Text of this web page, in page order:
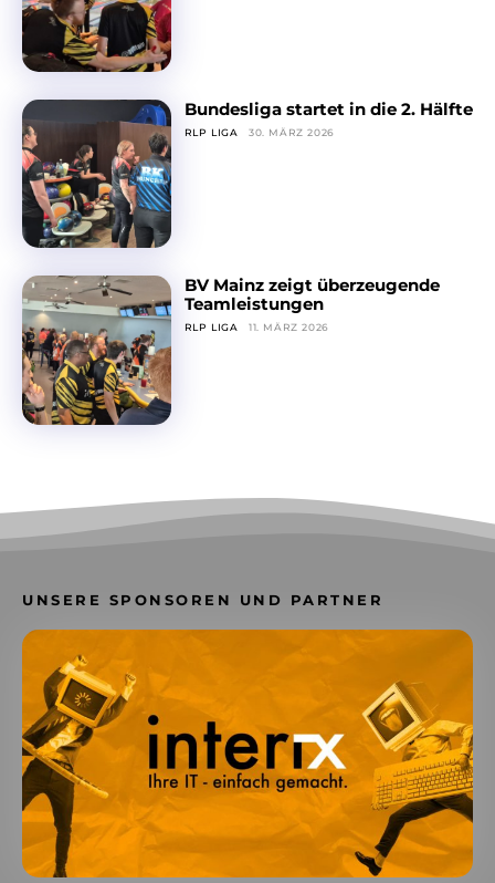
Bundesliga startet in die 2. Hälfte
RLP LIGA 30. MÄRZ 2026
BV Mainz zeigt überzeugende
Teamleistungen
RLP LIGA 11. MÄRZ 2026
UNSERE SPONSOREN UND PARTNER